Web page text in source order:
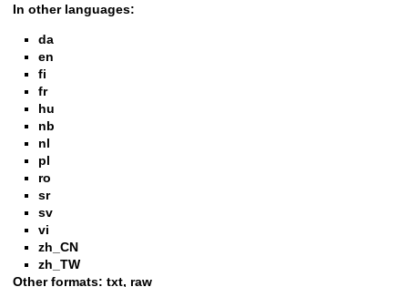
In other languages:
da
en
fi
fr
hu
nb
nl
pl
ro
sr
sv
vi
zh_CN
zh_TW
Other formats: txt, raw